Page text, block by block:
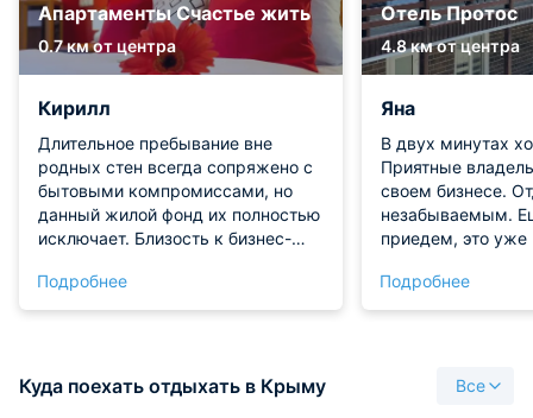
Апартаменты Счастье жить
0.7 км от центра
Кирилл
Длительное пребывание вне
родных стен всегда сопряжено с
бытовыми компромиссами, но
данный жилой фонд их полностью
исключает. Близость к бизнес-
отказаться от такси и
наслаждаться прогулками по
классическую основательность с
Подробнее
Отель Протос
4.8 км от центра
Яна
В двух минутах
Приятные
своем бизнесе.
незабываемым.
приедем, это
есть бассейн,
Парковочные
остались,
Подробнее
Куда поехать отдыхать в Крыму Все